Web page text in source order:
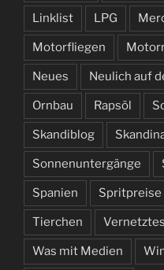
Linklist LPG
Motorfliegen
Neues Neulich auf
Ornbau Rapsöl
Skandiblog
Sonnenuntergänge
Spanien Spritpreise
Tierchen Vernetztes
Was mit Medien